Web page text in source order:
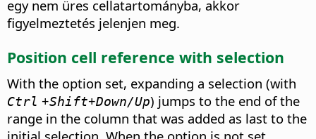
egy nem üres cellatartományba, akkor
figyelmeztetés jelenjen meg.
Position cell reference with selection
With the option set, expanding a selection (with
Ctrl +Shift+Down/Up) jumps to the end of the
range in the column that was added as last to the